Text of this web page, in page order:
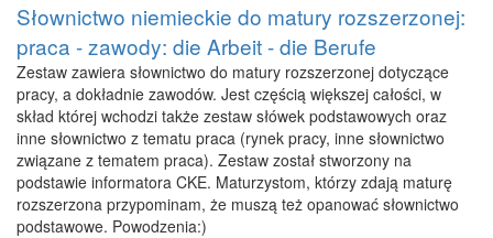
Słownictwo niemieckie do matury rozszerzonej:
praca - zawody: die Arbeit - die Berufe
Zestaw zawiera słownictwo do matury rozszerzonej dotyczące
pracy, a dokładnie zawodów. Jest częścią większej całości, w
skład której wchodzi także zestaw słówek podstawowych oraz
inne słownictwo z tematu praca (rynek pracy, inne słownictwo
związane z tematem praca). Zestaw został stworzony na
podstawie informatora CKE. Maturzystom, którzy zdają maturę
rozszerzona przypominam, że muszą też opanować słownictwo
podstawowe. Powodzenia:)